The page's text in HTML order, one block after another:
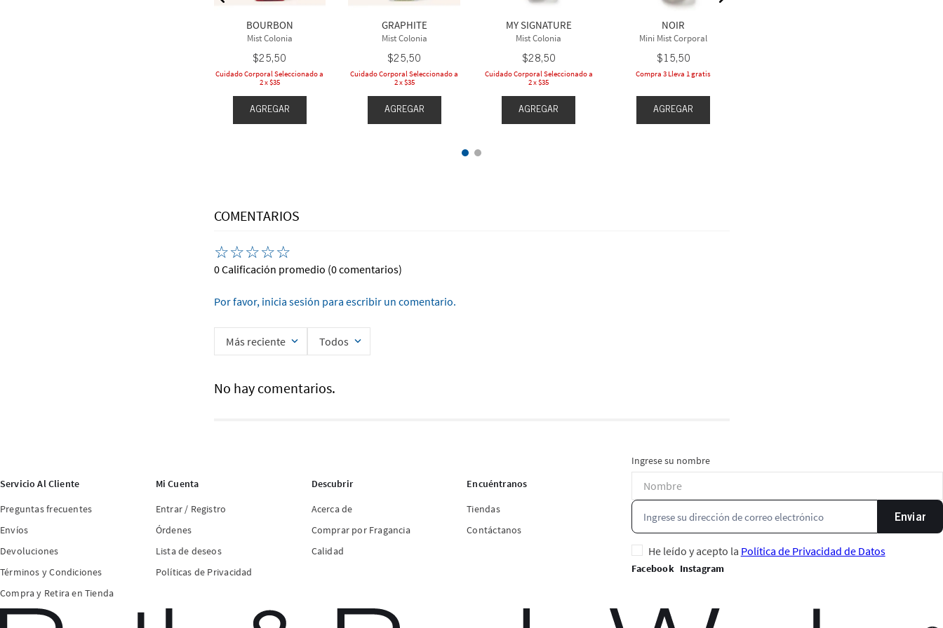
BOURBON
Mist Colonia
$25,50
Cuidado Corporal Seleccionado a
2 x $35
AGREGAR
GRAPHITE
Mist Colonia
$25,50
Cuidado Corporal Seleccionado a
2 x $35
AGREGAR
MY SIGNATURE
Mist Colonia
$28,50
Cuidado Corporal Seleccionado a
2 x $35
AGREGAR
NOIR
Mini Mist Corporal
$15,50
Compra 3 Lleva 1 gratis
AGREGAR
COMENTARIOS
☆☆☆☆☆
0 Calificación promedio (0 comentarios)
Por favor, inicia sesión para escribir un comentario.
Más reciente Todos
No hay comentarios.
Servicio Al Cliente
Preguntas frecuentes
Envíos
Devoluciones
Términos y Condiciones
Compra y Retira en Tienda
Mi Cuenta
Entrar / Registro
Órdenes
Lista de deseos
Políticas de Privacidad
Descubrir
Acerca de
Comprar por Fragancia
Calidad
Encuéntranos
Tiendas
Contáctanos
Ingrese su nombre
Enviar
He leído y acepto la Política de Privacidad de Datos